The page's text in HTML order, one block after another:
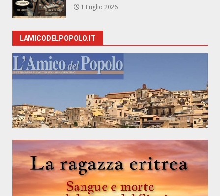
1 Luglio 2026
LAMICODELPOPOLO.IT